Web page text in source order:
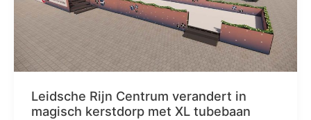
Leidsche Rijn Centrum verandert in
magisch kerstdorp met XL tubebaan